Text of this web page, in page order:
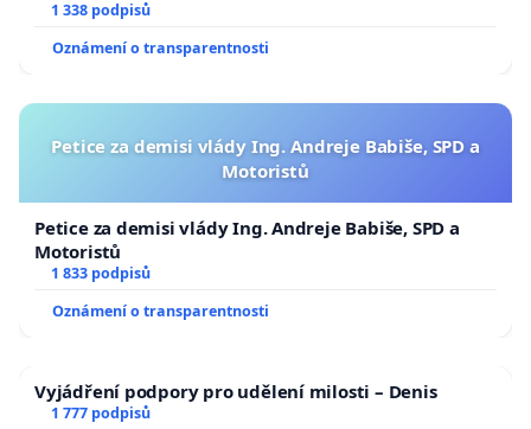
1 338 podpisů
Oznámení o transparentnosti
Petice za demisi vlády Ing. Andreje Babiše, SPD a
Motoristů
Petice za demisi vlády Ing. Andreje Babiše, SPD a
Motoristů
1 833 podpisů
Oznámení o transparentnosti
Vyjádření podpory pro udělení milosti – Denis
1 777 podpisů